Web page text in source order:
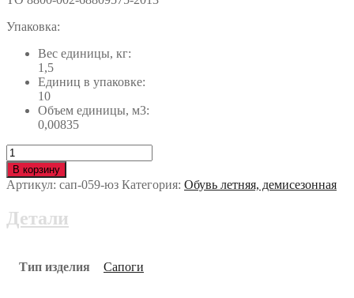
Упаковка:
Вес единицы, кг:
1,5
Единиц в упаковке:
10
Объем единицы, м3:
0,00835
Количество
Сапоги
МАСТЕР
с
сап-059-
В корзину
Артикул: сап-059-юз Категория: Обувь летняя, демисезонная
Детали
Тип изделия Сапоги